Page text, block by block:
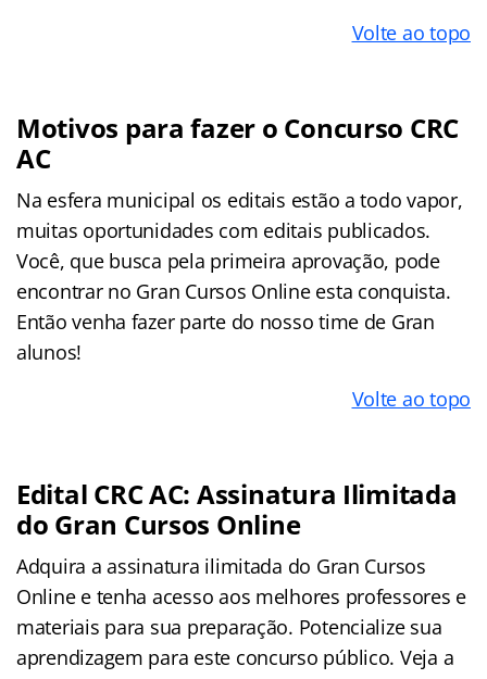
Volte ao topo
Motivos para fazer o Concurso CRC
AC
Na esfera municipal os editais estão a todo vapor,
muitas oportunidades com editais publicados.
Você, que busca pela primeira aprovação, pode
encontrar no Gran Cursos Online esta conquista.
Então venha fazer parte do nosso time de Gran
alunos!
Volte ao topo
Edital CRC AC: Assinatura Ilimitada
do Gran Cursos Online
Adquira a assinatura ilimitada do Gran Cursos
Online e tenha acesso aos melhores professores e
materiais para sua preparação. Potencialize sua
aprendizagem para este concurso público. Veja a